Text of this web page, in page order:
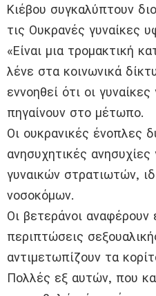
Κιέβου συγκαλύπτουν
τις Ουκρανές γυναίκες
«Είναι μια τρομακτική
λένε στα κοινωνικά
εννοηθεί ότι οι
πηγαίνουν στο μέτωπο.
Οι ουκρανικές ένοπλες
ανησυχητικές
γυναικών στρατιωτών,
νοσοκόμων.
Οι βετεράνοι αναφέρουν
περιπτώσεις
αντιμετωπίζουν τα
Πολλές εξ αυτών, που